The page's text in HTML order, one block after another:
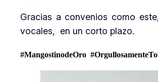
Gracias a convenios como
vocales, en un corto plazo.
#MangostinodeOro